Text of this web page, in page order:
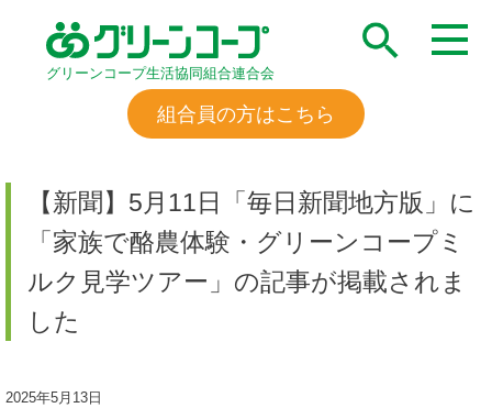
グリーンコープ生活協同組合連合会
組合員の方はこちら
【新聞】5月11日「毎日新聞地方版」に
「家族で酪農体験・グリーンコープミ
ルク見学ツアー」の記事が掲載されま
した
2025年5月13日